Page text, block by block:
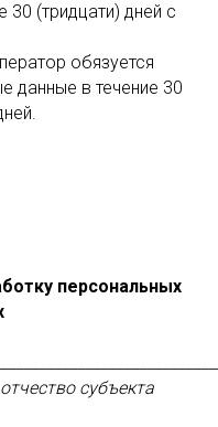
30 (тридцати) дней с
обязуется
данные в течение 30
персональных
субъекта